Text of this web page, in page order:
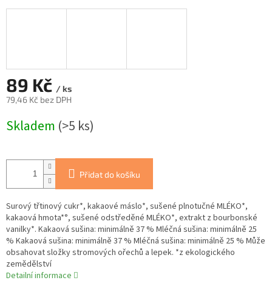
89 Kč / ks
79,46 Kč bez DPH
cena:
Skladem (>5 ks)
Přidat do košíku
Surový třtinový cukr*, kakaové máslo*, sušené plnotučné MLÉKO*,
kakaová hmota*°, sušené odstředěné MLÉKO*, extrakt z bourbonské
vanilky*. Kakaová sušina: minimálně 37 % Mléčná sušina: minimálně 25
% Kakaová sušina: minimálně 37 % Mléčná sušina: minimálně 25 % Může
obsahovat složky stromových ořechů a lepek. *z ekologického
zemědělství
Detailní informace